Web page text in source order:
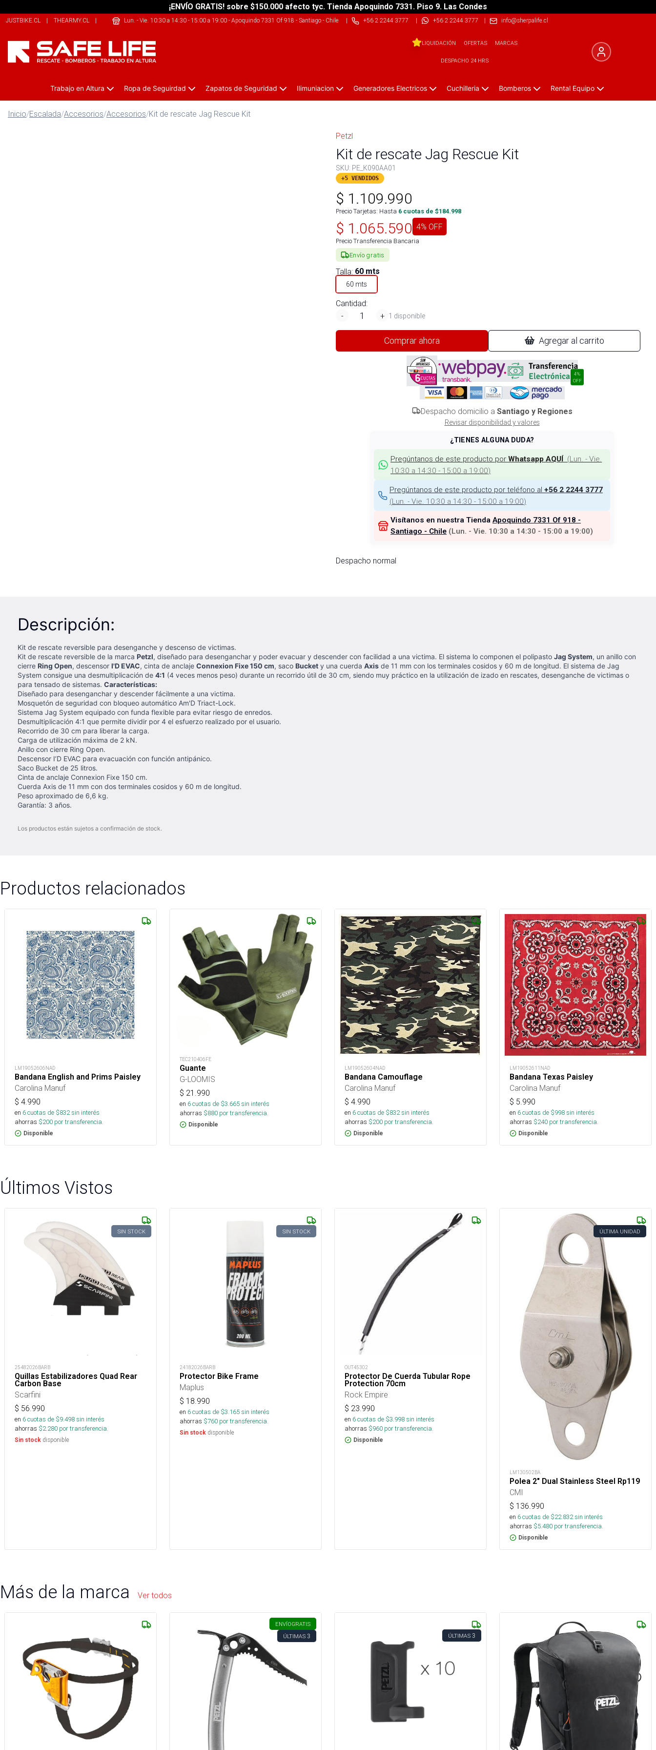
¡ENVÍO GRATIS! sobre $150.000 afecto tyc. Tienda Apoquindo 7331. Piso 9. Las Condes
JUSTBIKE.CL | THEARMY.CL | 209SPORTS.CLLun. - Vie. 10:30 a 14:30 - 15:00 a 19:00- Apoquindo 7331 Of 918 - Santiago - Chile| +56 2 2244 3777 | +56 2 2244 3777 | info@sherpalife.cl
LIQUIDACIÓN OFERTAS MARCAS
DESPACHO 24 HRS
Trabajo en Altura Ropa de Seguirdad Zapatos de Seguridad Ilimuniacion Generadores Electricos Cuchilleria Bomberos Rental Equipo
Inicio/Escalada/Accesorios/Accesorios/Kit de rescate Jag Rescue Kit
Petzl
Kit de rescate Jag Rescue Kit
SKU: PE_K090AA01
+5 VENDIDOS
$ 1.109.990
Precio Tarjetas: Hasta 6 cuotas de $184.998
$ 1.065.590 4% OFF
Precio Transferencia Bancaria
Envío gratis
Talla: 60 mts
60 mts
Cantidad:
-
+ 1 disponible
Comprar ahora Agregar al carrito
4%
OFF
Despacho domicilio a Santiago y Regiones
Revisar disponibilidad y valores
¿TIENES ALGUNA DUDA?
Pregúntanos de este producto por Whatsapp AQUÍ (Lun. - Vie.
10:30 a 14:30 - 15:00 a 19:00)
Pregúntanos de este producto por teléfono al +56 2 2244 3777
(Lun. - Vie. 10:30 a 14:30 - 15:00 a 19:00)
Visítanos en nuestra Tienda Apoquindo 7331 Of 918 -
Santiago - Chile (Lun. - Vie. 10:30 a 14:30 - 15:00 a 19:00)
Despacho normal
Descripción:
Kit de rescate reversible para desenganche y descenso de victimas.
Kit de rescate reversible de la marca Petzl, diseñado para desenganchar y poder evacuar y descender con facilidad a una victima. El sistema lo componen el polipasto Jag System, un anillo con
cierre Ring Open, descensor I'D EVAC, cinta de anclaje Connexion Fixe 150 cm, saco Bucket y una cuerda Axis de 11 mm con los terminales cosidos y 60 m de longitud. El sistema de Jag
System consigue una desmultiplicación de 4:1 (4 veces menos peso) durante un recorrido útil de 30 cm, siendo muy práctico en la utilización de izado en rescates, desenganche de victimas o
para tensado de sistemas. Características:
Diseñado para desenganchar y descender fácilmente a una victima.
Mosquetón de seguridad con bloqueo automático Am'D Triact-Lock.
Sistema Jag System equipado con funda flexible para evitar riesgo de enredos.
Desmultiplicación 4:1 que permite dividir por 4 el esfuerzo realizado por el usuario.
Recorrido de 30 cm para liberar la carga.
Carga de utilización máxima de 2 kN.
Anillo con cierre Ring Open.
Descensor I’D EVAC para evacuación con función antipánico.
Saco Bucket de 25 litros.
Cinta de anclaje Connexion Fixe 150 cm.
Cuerda Axis de 11 mm con dos terminales cosidos y 60 m de longitud.
Peso aproximado de 6,6 kg.
Garantía: 3 años.
Los productos están sujetos a confirmación de stock.
Productos relacionados
LM19052606NAD
Bandana English and Prims Paisley
Carolina Manuf
$ 4.990
en 6cuotas de $832sin interés
ahorras $200 por transferencia.
Disponible
TEC210406FE
Guante
G-LOOMIS
$ 21.990
en 6cuotas de $3.665sin interés
ahorras $880 por transferencia.
Disponible
LM19052604NAD
Bandana Camouflage
Carolina Manuf
$ 4.990
en 6cuotas de $832sin interés
ahorras $200 por transferencia.
Disponible
LM19052611NAD
Bandana Texas Paisley
Carolina Manuf
$ 5.990
en 6cuotas de $998sin interés
ahorras $240 por transferencia.
Disponible
Últimos Vistos
SIN STOCK
25482026BARB
Quillas Estabilizadores Quad Rear
Carbon Base
Scarfini
$ 56.990
en 6cuotas de $9.498sin interés
ahorras $2.280 por transferencia.
Sin stock disponible
SIN STOCK
24182026BARB
Protector Bike Frame
Maplus
$ 18.990
en 6cuotas de $3.165sin interés
ahorras $760 por transferencia.
Sin stock disponible
OUT45302
Protector De Cuerda Tubular Rope
Protection 70cm
Rock Empire
$ 23.990
en 6cuotas de $3.998sin interés
ahorras $960 por transferencia.
Disponible
ÚLTIMA UNIDAD
LM130502BA
Polea 2" Dual Stainless Steel Rp119
CMI
$ 136.990
en 6cuotas de $22.832sin interés
ahorras $5.480 por transferencia.
Disponible
Más de la marca Ver todos
ENVÍOGRATIS
ÚLTIMAS 3 ÚLTIMAS 3